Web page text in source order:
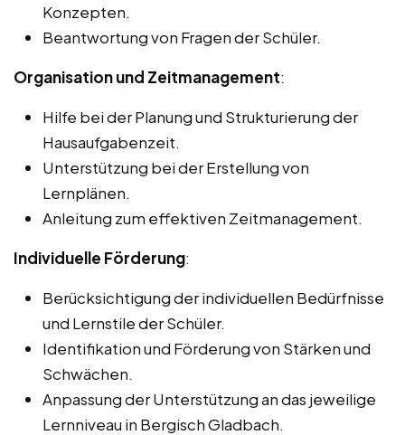
Konzepten.
Beantwortung von Fragen der Schüler.
Organisation und Zeitmanagement:
Hilfe bei der Planung und Strukturierung der
Hausaufgabenzeit.
Unterstützung bei der Erstellung von
Lernplänen.
Anleitung zum effektiven Zeitmanagement.
Individuelle Förderung:
Berücksichtigung der individuellen Bedürfnisse
und Lernstile der Schüler.
Identifikation und Förderung von Stärken und
Schwächen.
Anpassung der Unterstützung an das jeweilige
Lernniveau in Bergisch Gladbach.